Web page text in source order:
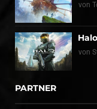
von
von
PARTNER